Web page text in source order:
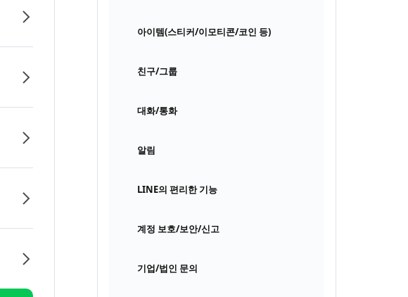
아이템(스티커/이모티콘/코인 등)
친구/그룹
대화/통화
알림
LINE의 편리한 기능
계정 보호/보안/신고
기업/법인 문의